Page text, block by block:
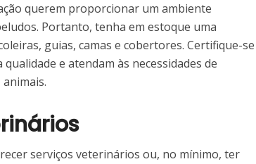
querem proporcionar um ambiente
Portanto, tenha em estoque uma
guias, camas e cobertores. Certifique-se
e atendam às necessidades de
serviços veterinários ou, no mínimo, ter